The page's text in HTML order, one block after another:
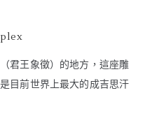
君王象徵）的地方，這座雕
目前世界上最大的成吉思汗